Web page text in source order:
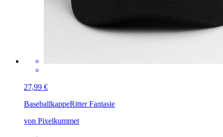
27,99 €
BaseballkappeRitter Fantasie
von Pixelkummet